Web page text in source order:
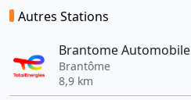
Autres Stations
Brantome Automobile
Brantôme
8,9 km